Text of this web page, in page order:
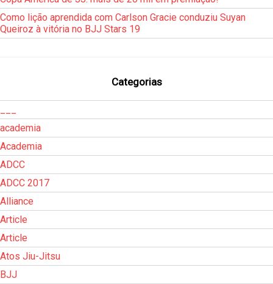
Como lição aprendida com Carlson Gracie conduziu Suyan
Queiroz à vitória no BJJ Stars 19
Categorias
academia
Academia
ADCC
ADCC 2017
Alliance
Article
Article
Atos Jiu-Jitsu
BJJ